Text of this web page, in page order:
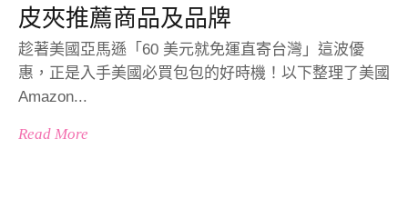
皮夾推薦商品及品牌
趁著美國亞馬遜「60 美元就免運直寄台灣」這波優
惠，正是入手美國必買包包的好時機！以下整理了美國
Amazon...
Read More